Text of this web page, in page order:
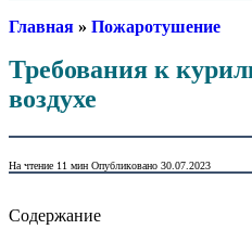
Главная » Пожаротушение
Требования к
воздухе
На чтение 11 мин Опубликовано 30.07.2023
Содержание